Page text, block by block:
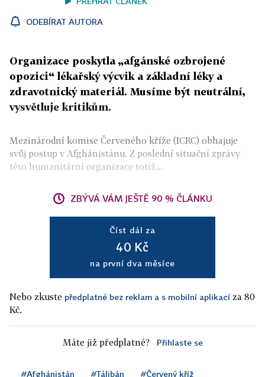
ODEBÍRAT AUTORA
Organizace poskytla „afgánské ozbrojené
opozici“ lékařský výcvik a základní léky a
zdravotnický materiál. Musíme být neutrální,
vysvětluje kritikům.
Mezinárodní komise Červeného kříže (ICRC) obhajuje
svůj postup v Afghánistánu. Z poslední situační zprávy
této humanitární organizace totiž...
ZBÝVÁ VÁM JEŠTĚ 90 % ČLÁNKU
Číst dál za
40 Kč
na první dva měsíce
Nebo zkuste předplatné bez reklam a s mobilní aplikací za 80
Kč.
Máte již předplatné? Přihlaste se
#Afghánistán #Tálibán #Červený kříž